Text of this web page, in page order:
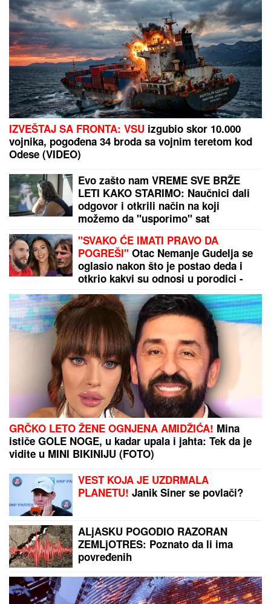
IZVEŠTAJ SA FRONTA: VSU izgubio skor 10.000
vojnika, pogođena 34 broda sa vojnim teretom kod
Odese (VIDEO)
Evo zašto nam VREME SVE BRŽE
LETI KAKO STARIMO: Naučnici dali
odgovor i otkrili način na koji
možemo da "usporimo" sat
"SVAKO ĆE IMATI PRAVO DA
POGREŠI" Otac Nemanje Gudelja se
oglasio nakon što je postao deda i
otkrio kakvi su odnosi u porodici -
sad je sve jasno
GRČKO LETO ŽENE OGNJENA AMIDŽIĆA! Mina
ističe GOLE NOGE, u kadar upala i jahta: Tek da je
vidite u MINI BIKINIJU (FOTO)
VEST KOJA JE UZDRMALA
PLANETU! Janik Siner se povlači?
ALjASKU POGODIO RAZORAN
ZEMLjOTRES: Poznato da li ima
povređenih